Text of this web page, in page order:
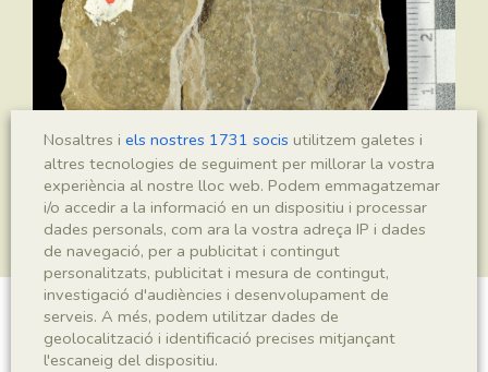
Plantae indet.
Nosaltres i els nostres 1731 socis utilitzem galetes i
altres tecnologies de seguiment per millorar la vostra
experiència al nostre lloc web. Podem emmagatzemar
i/o accedir a la informació en un dispositiu i processar
dades personals, com ara la vostra adreça IP i dades
de navegació, per a publicitat i contingut
personalitzats, publicitat i mesura de contingut,
investigació d'audiències i desenvolupament de
serveis. A més, podem utilitzar dades de
geolocalització i identificació precises mitjançant
l'escaneig del dispositiu.